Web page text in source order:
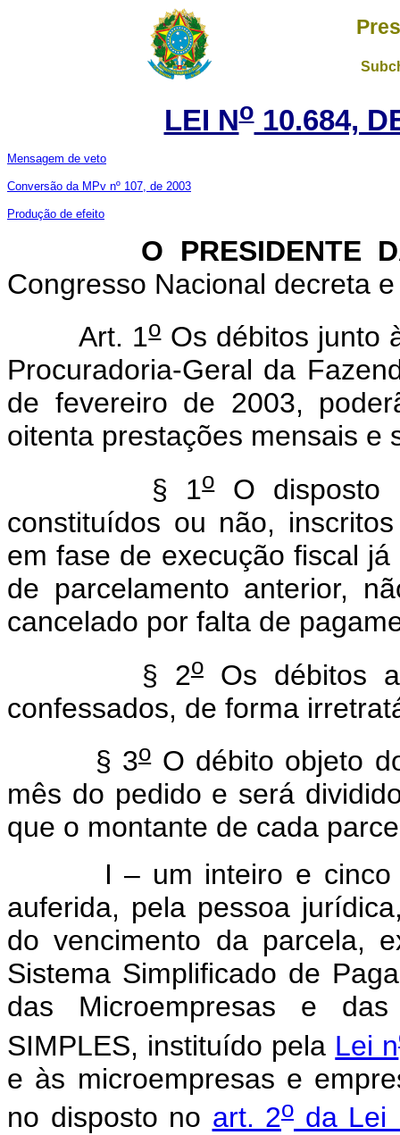
LEI No10.684,
Mensagem de veto
Conversão da MPv nº 107, de 2003
Produção de efeito
O PRESIDENTE DA
Congresso Nacional decreta
Art. 1oOs débitos junto
Procuradoria-Geral da
de fevereiro de 2003,
oitenta prestações mensais e
§ 1oO disposto
constituídos ou não,
em fase de execução fiscal
de parcelamento anterior,
cancelado por falta de
§ 2oOs débitos
confessados, de forma
§ 3oO débito objeto
mês do pedido e será
que o montante de cada
I – um inteiro e cinco
auferida, pela pessoa
do vencimento da parcela,
Sistema Simplificado de
das Microempresas e
SIMPLES, instituído pela Lei n
e às microempresas e
no disposto no art. 2o da Lei